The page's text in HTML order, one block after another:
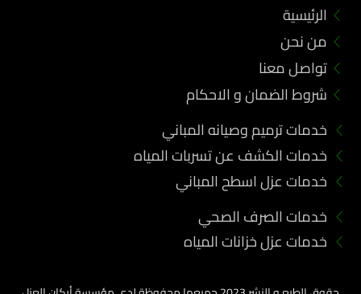
o
k
الرئيسية
من نحن
تواصل معنا
شروط الضمان و الاحكام
خدمات ترميم وصيانه المباني
خدمات الكشف عن تسربات المياه
خدمات عزل اسطح المباني
خدمات الصرف الصحي
خدمات عزل خزانات المياه